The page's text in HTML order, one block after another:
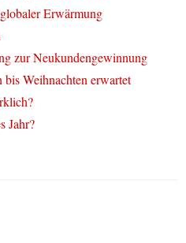
Erwärmung
zur Neukundengewinnung
Weihnachten erwartet
Jahr?